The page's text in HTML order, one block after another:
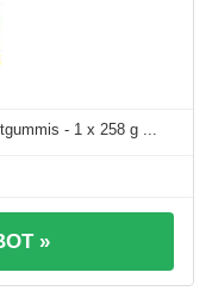
- 1 x 258 g ...
»